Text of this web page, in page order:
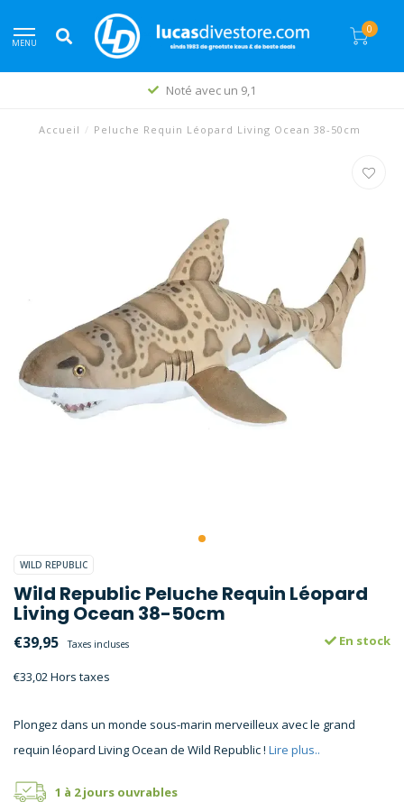
MENU
0
Noté avec un 9,1
Accueil / Peluche Requin Léopard Living Ocean 38-50cm
WILD REPUBLIC
Wild Republic Peluche Requin Léopard
Living Ocean 38-50cm
€39,95 Taxes incluses
€33,02 Hors taxes
En stock
Plongez dans un monde sous-marin merveilleux avec le grand
requin léopard Living Ocean de Wild Republic ! Lire plus..
1 à 2 jours ouvrables